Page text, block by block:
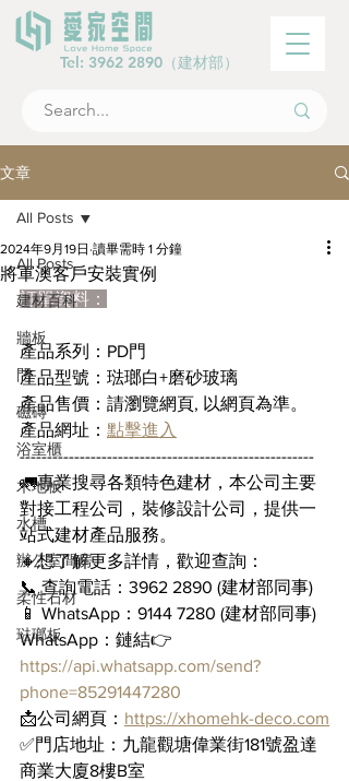
Tel: 3962 2890 （建材部）
文章
All Posts
建材百科
牆板
門
磁磚
浴室櫃
木地板
水槽
辦公室間房
柔性石材
琺瑯板
All Posts
將軍澳客戶安裝實例
2024年9月19日 讀畢需時 1 分鐘
訂單資料：
產品系列：PD門
產品型號：琺瑯白+磨砂玻璃
產品售價：請瀏覽網頁, 以網頁為準。
產品網址： 點擊進入
------------------------------------------------------
🚛專業搜尋各類特色建材，本公司主要
對接工程公司，裝修設計公司，提供一
站式建材產品服務。
🔸想了解更多詳情，歡迎查詢：
📞 查詢電話：3962 2890 (建材部同事)
📱 WhatsApp：9144 7280 (建材部同事)
WhatsApp：鏈結👉
https://api.whatsapp.com/send?
phone=85291447280
📩公司網頁： https://xhomehk-deco.com
✅門店地址：九龍觀塘偉業街181號盈達
商業大廈8樓B室